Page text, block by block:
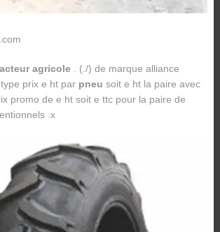
agricole. (./) de marque alliance
prix e ht par pneu soit e ht la paire avec
promo de e ht soit e ttc pour la paire de
.x